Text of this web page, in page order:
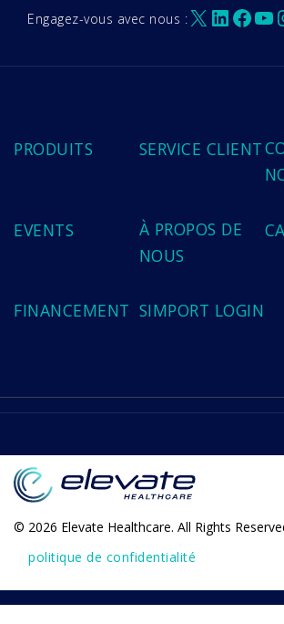
Engagez-vous avec nous :X
PRODUITS SERVICE CLIENT
EVENTS
À PROPOS DE
NOUS
FINANCEMENT SIMPORT LOGIN
© 2026 Elevate Healthcare. All Rights
politique de confidentialité